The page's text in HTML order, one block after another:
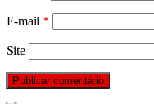
E-mail *
Site